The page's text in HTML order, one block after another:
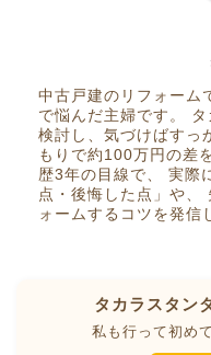
中古戸建のリフォーム
で悩んだ主婦です。
検討し、気づけばすっ
もりで約100万円の差
歴3年の目線で、 実際
点・後悔した点」や、
ォームするコツを発信
タカラスタン
私も行って初め